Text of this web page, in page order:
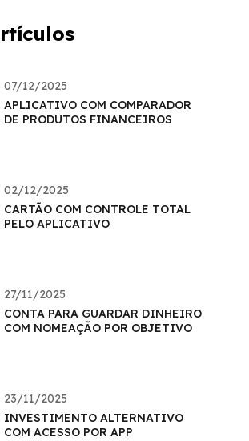
07/12/2025
APLICATIVO COM COMPARADOR
DE PRODUTOS FINANCEIROS
02/12/2025
CARTÃO COM CONTROLE TOTAL
PELO APLICATIVO
27/11/2025
CONTA PARA GUARDAR DINHEIRO
COM NOMEAÇÃO POR OBJETIVO
23/11/2025
INVESTIMENTO ALTERNATIVO
COM ACESSO POR APP